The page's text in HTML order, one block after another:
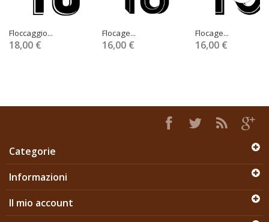
Floccaggio...
18,00 €
Flocage...
16,00 €
Flocage...
16,00 €
Categorie
Informazioni
Il mio account